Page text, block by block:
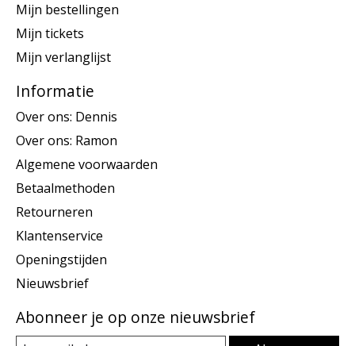
Mijn bestellingen
Mijn tickets
Mijn verlanglijst
Informatie
Over ons: Dennis
Over ons: Ramon
Algemene voorwaarden
Betaalmethoden
Retourneren
Klantenservice
Openingstijden
Nieuwsbrief
Abonneer je op onze nieuwsbrief